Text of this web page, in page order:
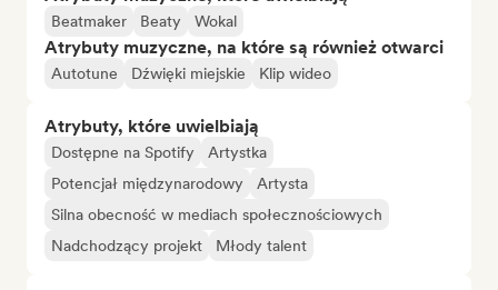
Beatmaker Beaty Wokal
Atrybuty muzyczne, na które są również otwarci
Autotune Dźwięki miejskie Klip wideo
Atrybuty, które uwielbiają
Dostępne na Spotify
Artystka
Potencjał międzynarodowy
Artysta
Silna obecność w mediach społecznościowych
Nadchodzący projekt
Młody talent